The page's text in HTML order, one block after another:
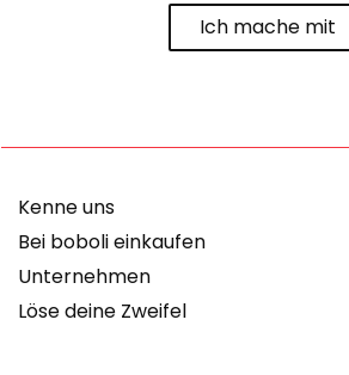
Ich mache mit
Bei boboli einkaufen
Unternehmen
Kenne uns
Löse deine Zweifel